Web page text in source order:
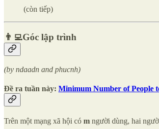
(còn tiếp)
👨‍💻Góc lập trình
(by ndaadn and phucnh)
Đề ra tuần này: Minimum Number of People
Trên một mạng xã hội có m người dùng, hai